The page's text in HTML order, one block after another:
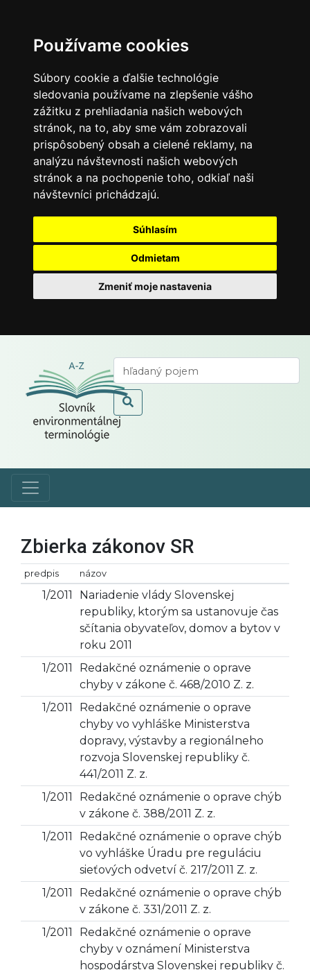
Používame cookies
Súbory cookie a ďalšie technológie
sledovania používame na zlepšenie vášho
zážitku z prehliadania našich webových
stránok, na to, aby sme vám zobrazovali
prispôsobený obsah a cielené reklamy, na
analýzu návštevnosti našich webových
stránok a na pochopenie toho, odkiaľ naši
návštevníci prichádzajú.
Súhlasím
Odmietam
Zmeniť moje nastavenia
Zbierka zákonov SR
predpis názov
1/2011
Nariadenie vlády Slovenskej
republiky, ktorým sa ustanovuje čas
sčítania obyvateľov, domov a bytov v
roku 2011
1/2011
Redakčné oznámenie o oprave
chyby v zákone č. 468/2010 Z. z.
1/2011
Redakčné oznámenie o oprave
chyby vo vyhláške Ministerstva
dopravy, výstavby a regionálneho
rozvoja Slovenskej republiky č.
441/2011 Z. z.
1/2011
Redakčné oznámenie o oprave chýb
v zákone č. 388/2011 Z. z.
1/2011
Redakčné oznámenie o oprave chýb
vo vyhláške Úradu pre reguláciu
sieťových odvetví č. 217/2011 Z. z.
1/2011
Redakčné oznámenie o oprave chýb
v zákone č. 331/2011 Z. z.
1/2011
Redakčné oznámenie o oprave
chyby v oznámení Ministerstva
hospodárstva Slovenskej republiky č.